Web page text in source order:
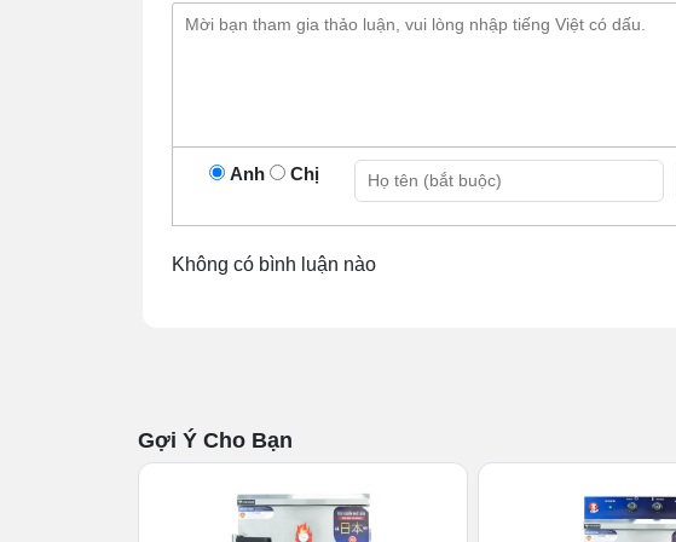
👉 Bạn đang tìm dòng tủ cơm công nghiệp phù hợp
Anh Chị
Không có bình luận nào
Gợi Ý Cho Bạn